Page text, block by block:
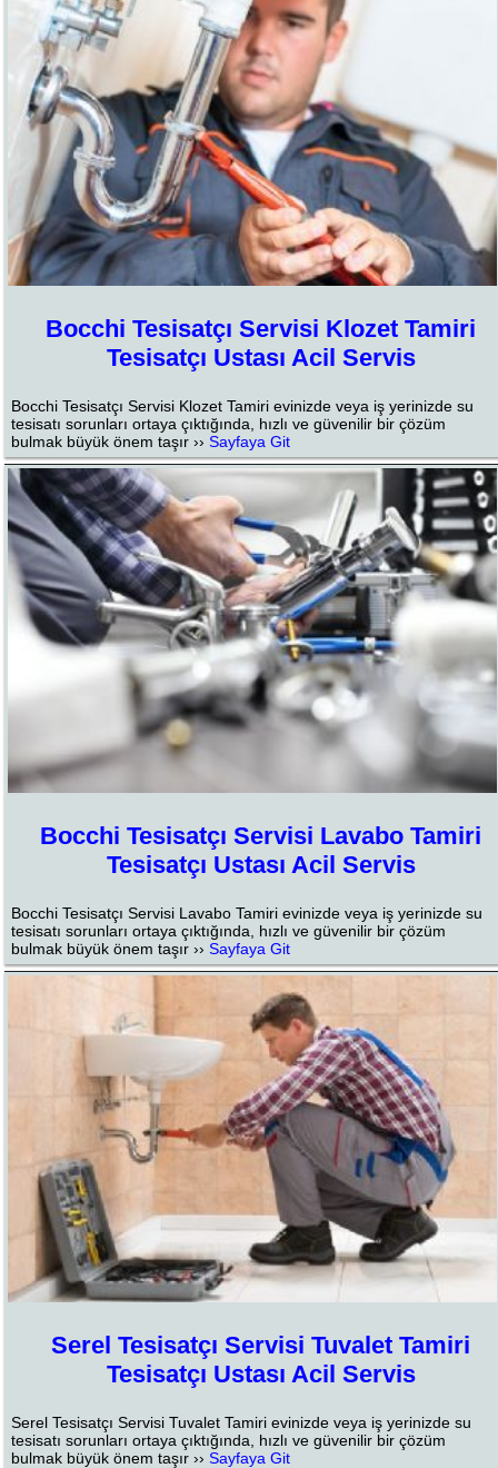
Bocchi Tesisatçı Servisi Klozet Tamiri
Tesisatçı Ustası Acil Servis
Bocchi Tesisatçı Servisi Klozet Tamiri evinizde veya iş yerinizde su
tesisatı sorunları ortaya çıktığında, hızlı ve güvenilir bir çözüm
bulmak büyük önem taşır ››Sayfaya Git
Bocchi Tesisatçı Servisi Lavabo Tamiri
Tesisatçı Ustası Acil Servis
Bocchi Tesisatçı Servisi Lavabo Tamiri evinizde veya iş yerinizde su
tesisatı sorunları ortaya çıktığında, hızlı ve güvenilir bir çözüm
bulmak büyük önem taşır ››Sayfaya Git
Serel Tesisatçı Servisi Tuvalet Tamiri
Tesisatçı Ustası Acil Servis
Serel Tesisatçı Servisi Tuvalet Tamiri evinizde veya iş yerinizde su
tesisatı sorunları ortaya çıktığında, hızlı ve güvenilir bir çözüm
bulmak büyük önem taşır ››Sayfaya Git